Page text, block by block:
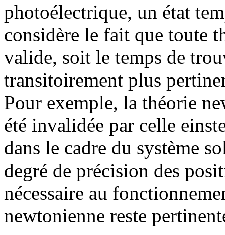
photoélectrique, un état
considère le fait que toute
valide, soit le temps de
transitoirement plus
Pour exemple, la théorie
été invalidée par celle
dans le cadre du système
degré de précision des
nécessaire au
newtonienne reste